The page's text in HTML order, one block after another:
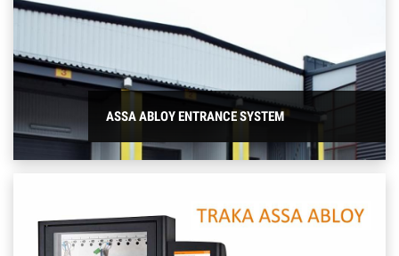
ASSA ABLOY ENTRANCE SYSTEM